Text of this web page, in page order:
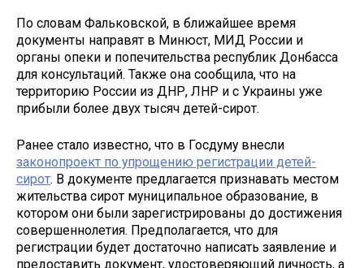
По словам Фальковской, в ближайшее время
документы направят в Минюст, МИД России и
органы опеки и попечительства республик Донбасса
для консультаций. Также она сообщила, что на
территорию России из ДНР, ЛНР и с Украины уже
прибыли более двух тысяч детей-сирот.
Ранее стало известно, что в Госдуму внесли
законопроект по упрощению регистрации детей-
сирот. В документе предлагается признавать местом
жительства сирот муниципальное образование, в
котором они были зарегистрированы до достижения
совершеннолетия. Предполагается, что для
регистрации будет достаточно написать заявление и
предоставить документ, удостоверяющий личность, а